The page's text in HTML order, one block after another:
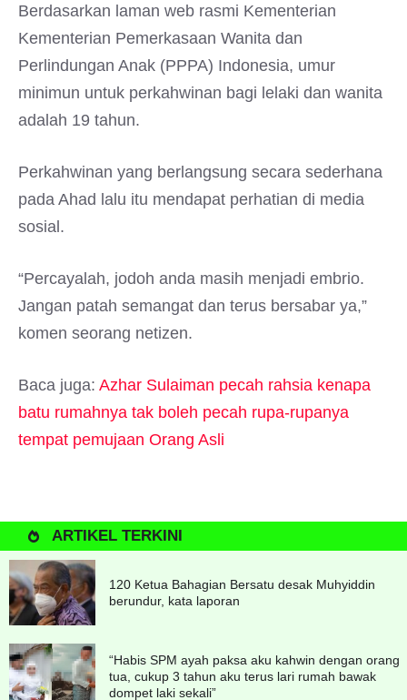
Berdasarkan laman web rasmi Kementerian
Kementerian Pemerkasaan Wanita dan
Perlindungan Anak (PPPA) Indonesia, umur
minimun untuk perkahwinan bagi lelaki dan wanita
adalah 19 tahun.
Perkahwinan yang berlangsung secara sederhana
pada Ahad lalu itu mendapat perhatian di media
sosial.
“Percayalah, jodoh anda masih menjadi embrio.
Jangan patah semangat dan terus bersabar ya,”
komen seorang netizen.
Baca juga: Azhar Sulaiman pecah rahsia kenapa
batu rumahnya tak boleh pecah rupa-rupanya
tempat pemujaan Orang Asli
ARTIKEL TERKINI
120 Ketua Bahagian Bersatu desak Muhyiddin
berundur, kata laporan
“Habis SPM ayah paksa aku kahwin dengan orang
tua, cukup 3 tahun aku terus lari rumah bawak
dompet laki sekali”